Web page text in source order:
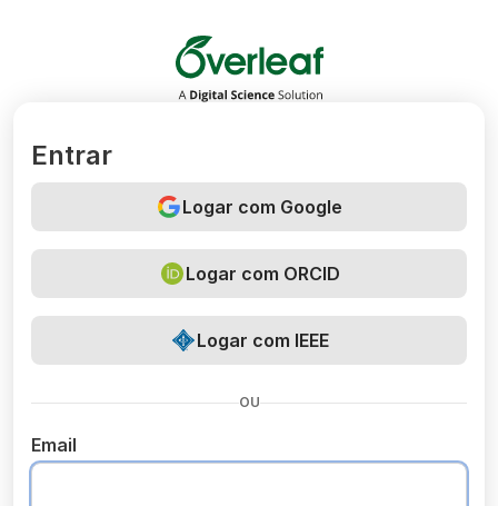
Overleaf
Entrar
Logar com Google
Logar com ORCID
Logar com IEEE
OU
Email